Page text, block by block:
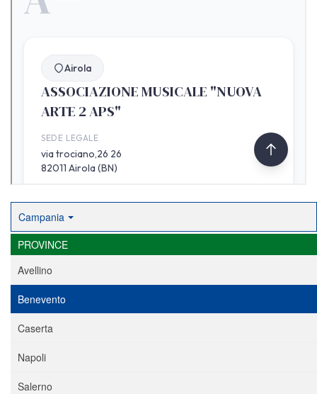
Campania
PROVINCE
Avellino
Benevento
Caserta
Napoli
Salerno